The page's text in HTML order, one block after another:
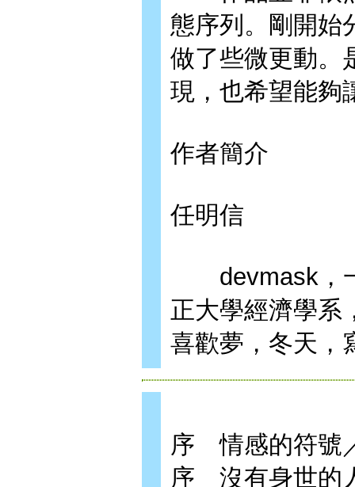
態序列。剛開始
做了些微更動。
現，也希望能夠
作者簡介
任明信
devmask，一
正大學經濟學系
喜歡夢，冬天，
序 情感的符號
序 沒有身世的